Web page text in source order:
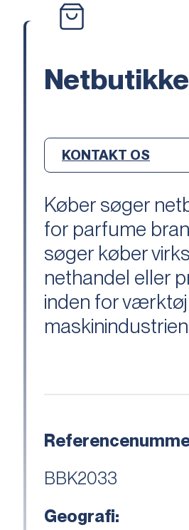
KONTAKT OS
Køber søger
for parfume
søger køber
nethandel eller
inden for værktøj
BBK2033
Geografi: